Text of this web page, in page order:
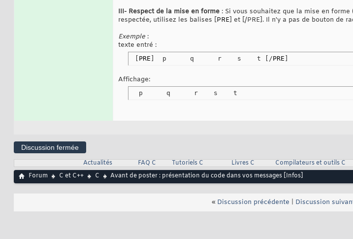
III- Respect de la mise en forme : Si vous souhaitez que la mise en
respectée, utilisez les balises [PRE] et [/PRE]. Il n'y a pas de bouton de
Exemple :
texte entré :
PRE ]  p      q      r    s    t [/PRE
Affichage:
  p      q      r    s    t
Discussion fermée
Actualités
FAQ C Tutoriels C Livres C Compilateurs et outils C
Forum
C et C++ C Avant de poster : présentation du code dans vos messages [Infos]
« Discussion précédente Discussion